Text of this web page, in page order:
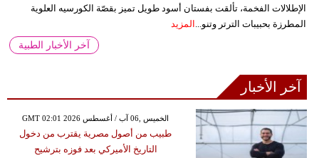
الإطلالات الفخمة، تألقت بفستان أسود طويل تميز بقصّة الكورسيه العلوية
المطرزة بحبيبات الترتر وتنو... المزيد
آخر الأخبار الطبية
آخر الأخبار
GMT 02:01 2026 الخميس ,06 آب / أغسطس
طبيب من أصول مصرية يقترب من دخول
التاريخ الأميركي بعد فوزه بترشيح